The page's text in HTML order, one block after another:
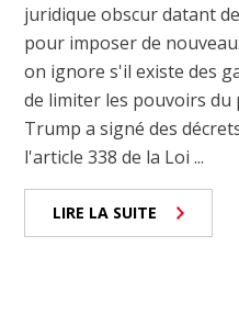
juridique obscur datant
pour imposer de
on ignore s'il existe des
de limiter les pouvoirs du
Trump a signé des
l'article 338 de la Loi ...
LIRE LA SUITE